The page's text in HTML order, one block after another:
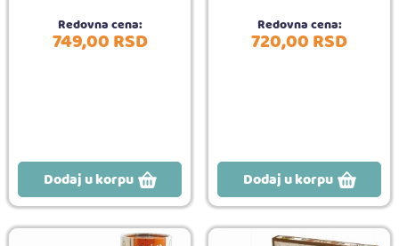
Redovna cena:
749,00RSD
Dodaj u korpu
Redovna cena:
720,00RSD
Dodaj u korpu